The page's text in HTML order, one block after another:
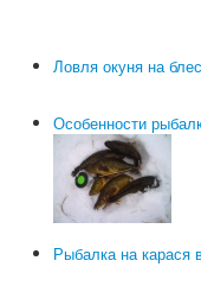
Ловля окуня на
Особенности
Рыбалка на карася